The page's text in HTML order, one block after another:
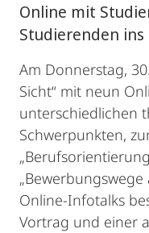
Online mit
Studierenden
Am Donnerstag,
Sicht“ mit neun
unterschiedlichen
Schwerpunkten,
Online-Infotalks
Vortrag und einer